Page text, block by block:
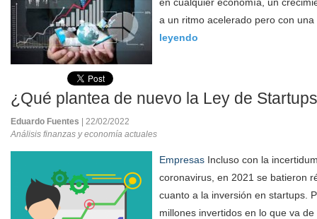
a un ritmo acelerado pero con
leyendo
¿Qué plantea de nuevo la Ley de
Eduardo Fuentes
| 22/02/2022
Análisis finanzas y economía actuales
Empresas Incluso con la
coronavirus, en 2021 se batieron
cuanto a la inversión en startups.
millones invertidos en lo que va